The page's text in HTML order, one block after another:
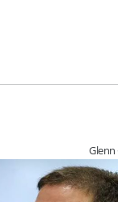
Glenn